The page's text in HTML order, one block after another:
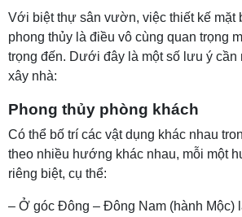
Với biệt thự sân vườn, việc thiết kế mặt
phong thủy là điều vô cùng quan trọng
trọng đến. Dưới đây là một số lưu ý cần
xây nhà:
Phong thủy phòng khách
Có thể bố trí các vật dụng khác nhau
theo nhiều hướng khác nhau, mỗi một
riêng biệt, cụ thể:
– Ở góc Đông – Đông Nam (hành Mộc)